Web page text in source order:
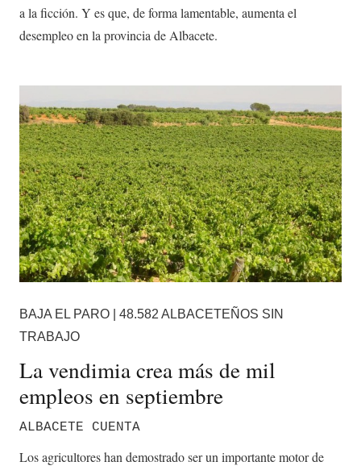
a la ficción. Y es que, de forma lamentable, aumenta el
desempleo en la provincia de Albacete.
BAJA EL PARO | 48.582 ALBACETEÑOS SIN
TRABAJO
La vendimia crea más de mil
empleos en septiembre
ALBACETE CUENTA
Los agricultores han demostrado ser un importante motor de